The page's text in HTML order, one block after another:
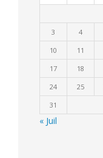
3
4
10
11
17
18
24
25
31
« Juil